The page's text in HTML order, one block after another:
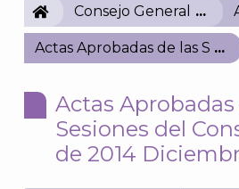
IECMConsejo General
Actas Aprobadas de las
Actas Aprobadas
Sesiones del
de 2014